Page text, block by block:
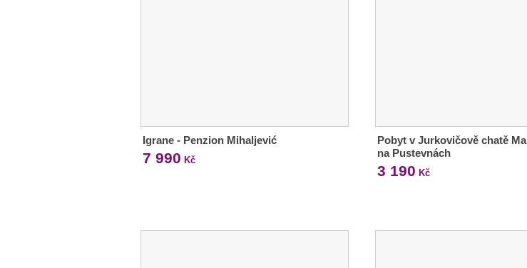
Igrane - Penzion Mihaljević
7 990 Kč
Pobyt v Jurkovičově chatě
na Pustevnách
3 190 Kč